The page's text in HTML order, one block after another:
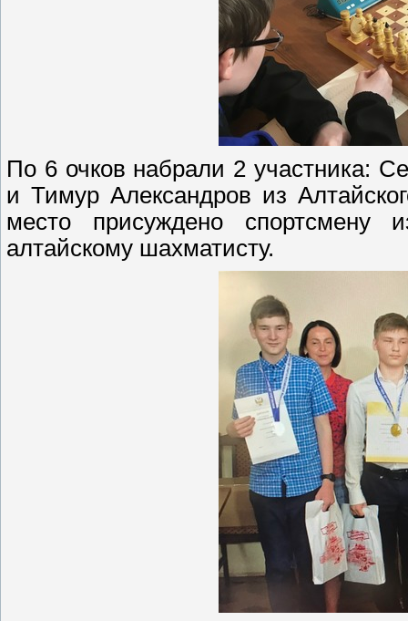
По 6 очков набрали 2 участника:
и Тимур Александров из
место присуждено спортсмену
алтайскому шахматисту.